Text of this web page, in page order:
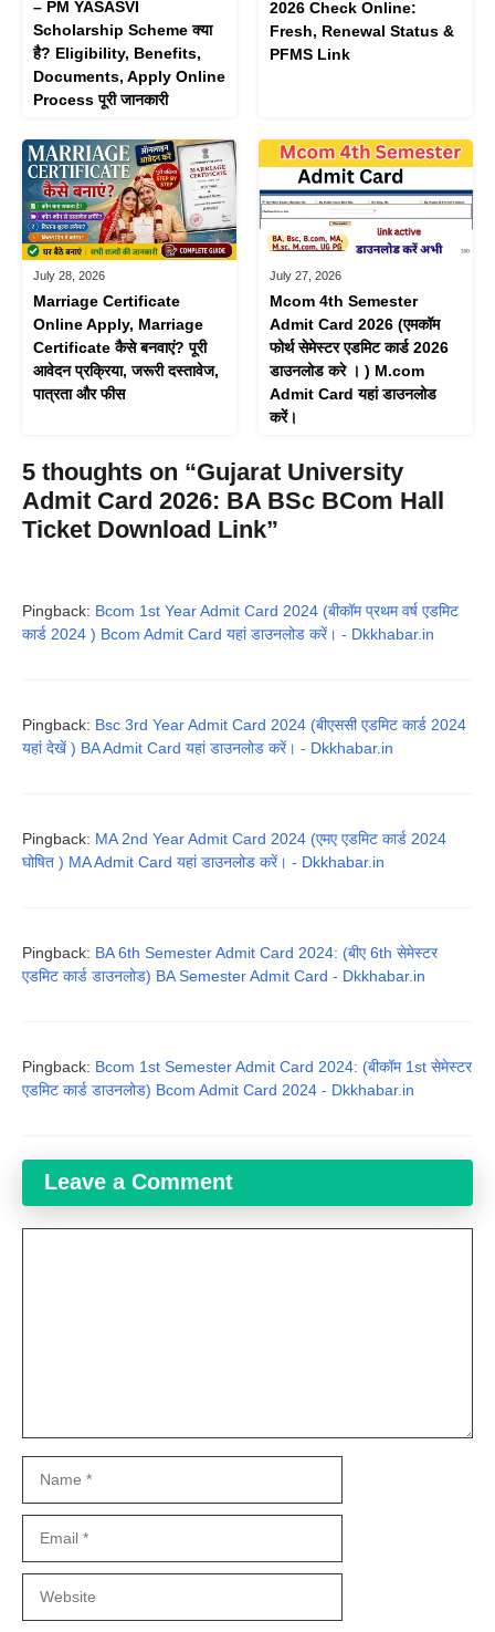
– PM YASASVI
Scholarship Scheme क्या
है? Eligibility, Benefits,
Documents, Apply Online
Process पूरी जानकारी
2026 Check Online:
Fresh, Renewal Status &
PFMS Link
July 28, 2026
Marriage Certificate
Online Apply, Marriage
Certificate कैसे बनवाएं? पूरी
आवेदन प्रक्रिया, जरूरी दस्तावेज,
पात्रता और फीस
July 27, 2026
Mcom 4th Semester
Admit Card 2026 (एमकॉम
फोर्थ सेमेस्टर एडमिट कार्ड 2026
डाउनलोड करे । ) M.com
Admit Card यहां डाउनलोड
करें।
5 thoughts on “Gujarat University
Admit Card 2026: BA BSc BCom Hall
Ticket Download Link”
Pingback: Bcom 1st Year Admit Card 2024 (बीकॉम प्रथम वर्ष एडमिट
कार्ड 2024 ) Bcom Admit Card यहां डाउनलोड करें। - Dkkhabar.in
Pingback: Bsc 3rd Year Admit Card 2024 (बीएससी एडमिट कार्ड 2024
यहां देखें ) BA Admit Card यहां डाउनलोड करें। - Dkkhabar.in
Pingback: MA 2nd Year Admit Card 2024 (एमए एडमिट कार्ड 2024
घोषित ) MA Admit Card यहां डाउनलोड करें। - Dkkhabar.in
Pingback: BA 6th Semester Admit Card 2024: (बीए 6th सेमेस्टर
एडमिट कार्ड डाउनलोड) BA Semester Admit Card - Dkkhabar.in
Pingback: Bcom 1st Semester Admit Card 2024: (बीकॉम 1st सेमेस्टर
एडमिट कार्ड डाउनलोड) Bcom Admit Card 2024 - Dkkhabar.in
Leave a Comment